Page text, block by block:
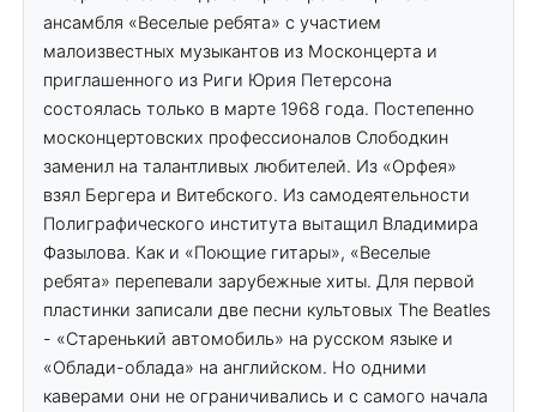
ансамбля «Веселые ребята» с участием
малоизвестных музыкантов из Москонцерта и
приглашенного из Риги Юрия Петерсона
состоялась только в марте 1968 года. Постепенно
москонцертовских профессионалов Слободкин
заменил на талантливых любителей. Из «Орфея»
взял Бергера и Витебского. Из самодеятельности
Полиграфического института вытащил Владимира
Фазылова. Как и «Поющие гитары», «Веселые
ребята» перепевали зарубежные хиты. Для первой
пластинки записали две песни культовых The Beatles
- «Старенький автомобиль» на русском языке и
«Облади-облада» на английском. Но одними
каверами они не ограничивались и с самого начала